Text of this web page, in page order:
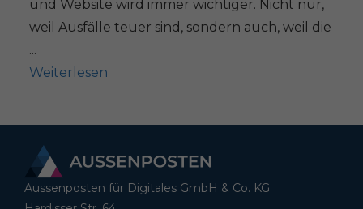
und Website wird immer wichtiger. Nicht nur,
weil Ausfälle teuer sind, sondern auch, weil die
...
Weiterlesen
Aussenposten für Digitales GmbH & Co. KG